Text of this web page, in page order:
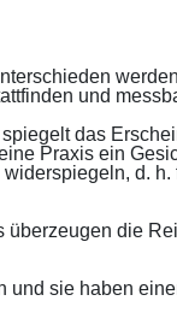
und
das
Praxis ein
d.
die
sie haben